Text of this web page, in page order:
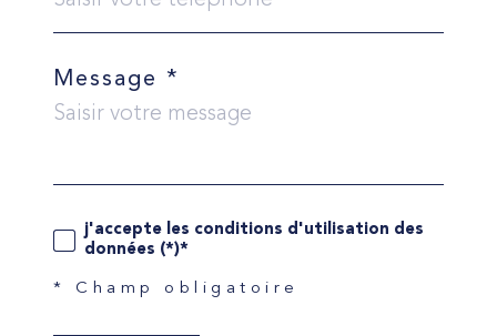
Message *
j'accepte les conditions d'utilisation des
données (*)*
* Champ obligatoire